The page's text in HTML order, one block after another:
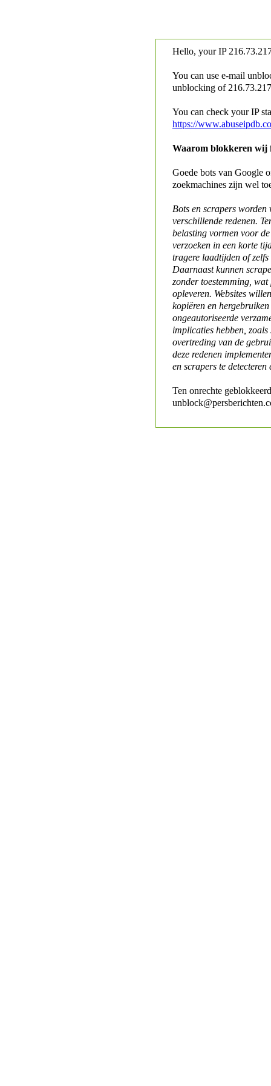
Hello, your IP
You can use e-mail
unblocking of
You can check your IP
https://
Waarom blokkeren wij
Goede bots van Google
zoekmachines zijn wel
Bots en scrapers worden
verschillende redenen.
belasting vormen voor
verzoeken in een korte
tragere laadtijden of
Daarnaast kunnen
zonder toestemming,
opleveren. Websites
kopiëren en
ongeautoriseerde
implicaties hebben,
overtreding van de
deze redenen
en scrapers te detecteren
Ten onrechte